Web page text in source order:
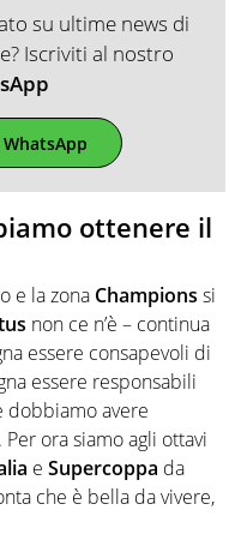
su ultime news di
Iscriviti al nostro
ottenere il
e la zona Champions si
non ce n’è – continua
essere consapevoli di
essere responsabili
dobbiamo avere
ora siamo agli ottavi
e Supercoppa da
che è bella da vivere,